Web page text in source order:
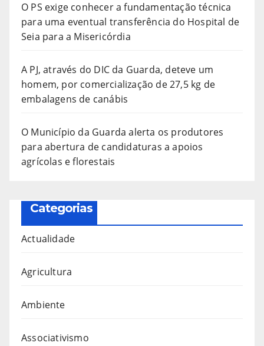
O PS exige conhecer a fundamentação técnica
para uma eventual transferência do Hospital de
Seia para a Misericórdia
A PJ, através do DIC da Guarda, deteve um
homem, por comercialização de 27,5 kg de
embalagens de canábis
O Município da Guarda alerta os produtores
para abertura de candidaturas a apoios
agrícolas e florestais
Categorias
Actualidade
Agricultura
Ambiente
Associativismo